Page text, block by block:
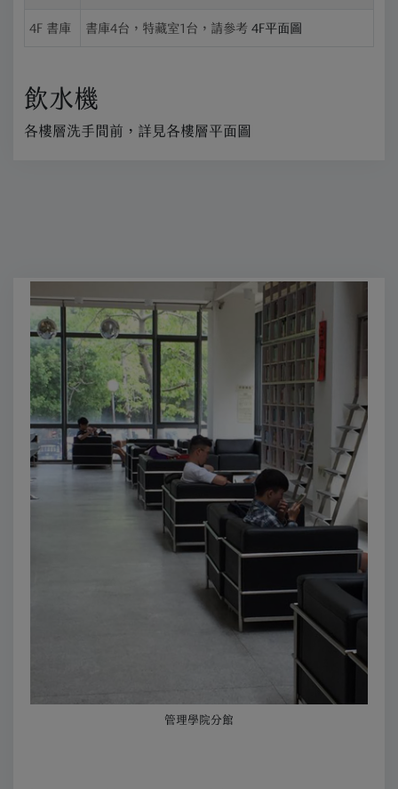
4F 書庫 書庫4台，特藏室1台，請參考 4F平面圖
飲水機
各樓層洗手間前，詳見各樓層平面圖
Next
管理學院分館